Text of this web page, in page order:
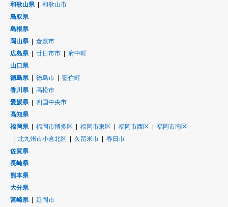
和歌山県
和歌山市
鳥取県
島根県
岡山県
倉敷市
広島県
廿日市市
府中町
山口県
徳島県
徳島市
藍住町
香川県
高松市
愛媛県
四国中央市
高知県
福岡県
福岡市博多区 福岡市東区 福岡市西区
福岡市南区
北九州市小倉北区
久留米市
春日市
佐賀県
長崎県
熊本県
大分県
宮崎県
延岡市